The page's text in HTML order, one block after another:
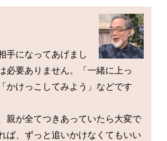
手になってあげまし
必要ありません。「一緒に上っ
かけっこしてみよう」などです
親が全てつきあっていたら大変で
ば、ずっと追いかけなくてもいい